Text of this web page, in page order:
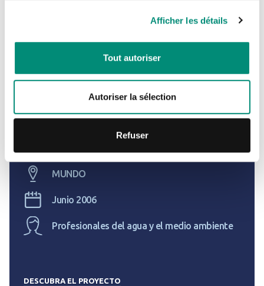
Afficher les détails
Tout autoriser
Autoriser la sélection
Refuser
MUNDO
Junio 2006
Profesionales del agua y el medio ambiente
DESCUBRA EL PROYECTO
Je n'ai pas de compte
CRÉER UN COMPTE